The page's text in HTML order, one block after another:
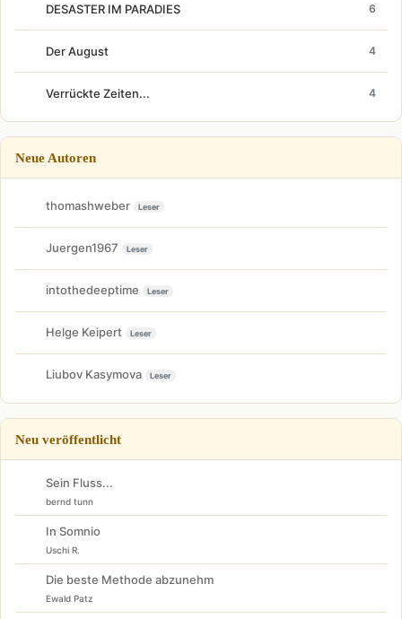
DESASTER IM PARADIES 6
Der August 4
Verrückte Zeiten... 4
Neue Autoren
thomashweber Leser
Juergen1967 Leser
intothedeeptime Leser
Helge Keipert Leser
Liubov Kasymova Leser
Neu veröffentlicht
Sein Fluss...
bernd tunn
In Somnio
Uschi R.
Die beste Methode abzunehm
Ewald Patz